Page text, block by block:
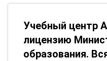
Учебный центр
лицензию
образования.